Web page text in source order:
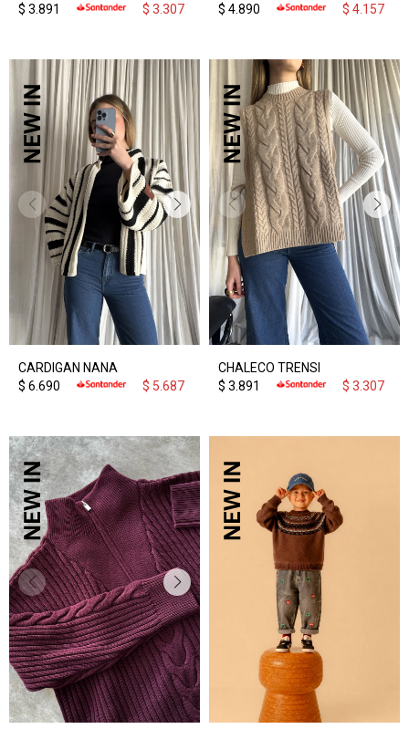
$ 3.891 $ 3.307
$ 4.890 $ 4.157
CARDIGAN NANA
$ 6.690 $ 5.687
CHALECO TRENSI
$ 3.891 $ 3.307